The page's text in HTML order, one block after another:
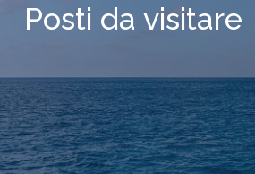
Posti da visitare